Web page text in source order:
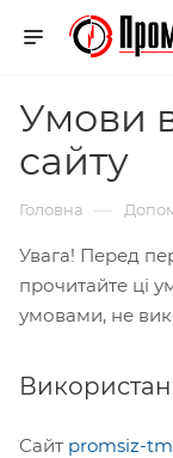
Умови
сайту
Головна —
Увага! Перед
прочитайте ці
умовами, не
Сайт promsiz-